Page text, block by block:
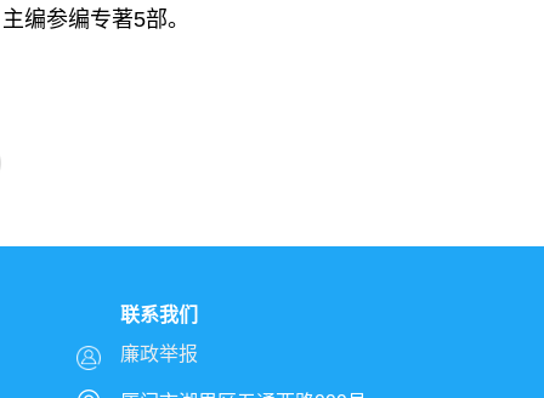
编参编专著5部。
联系我们
廉政举报